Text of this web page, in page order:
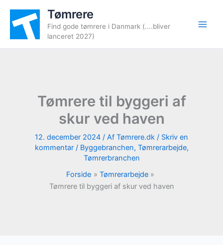
indholdet
Tømrere
Find gode tømrere i Danmark (....bliver
lanceret 2027)
Tømrere til byggeri af
skur ved haven
12. december 2024 / Af Tømrere.dk / Skriv en
kommentar / Byggebranchen, Tømrerarbejde,
Tømrerbranchen
Forside
Tømrerarbejde
Tømrere til byggeri af skur ved haven